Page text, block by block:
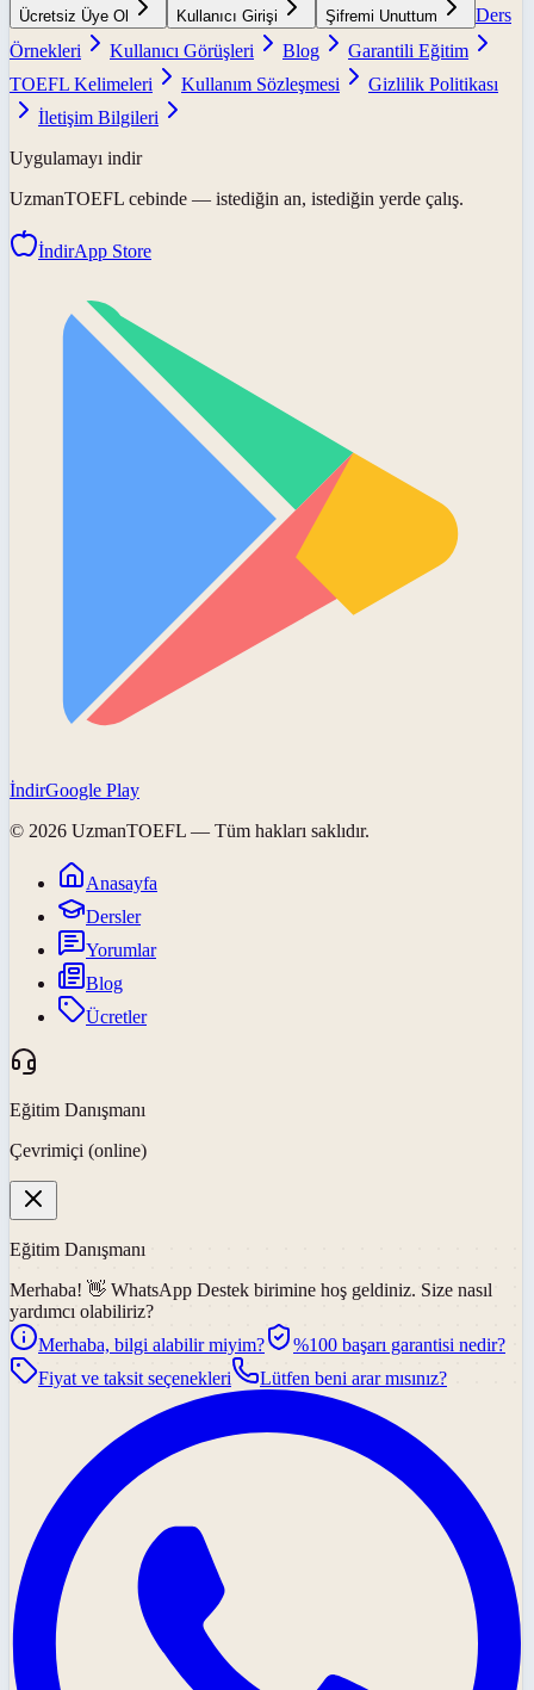
Ücretsiz Üye Ol Kullanıcı Girişi Şifremi Unuttum
Ders
Örnekleri
Kullanıcı Görüşleri Blog
Garantili Eğitim
TOEFL Kelimeleri
Kullanım Sözleşmesi
Gizlilik Politikası
İletişim Bilgileri
Uygulamayı indir
UzmanTOEFL cebinde — istediğin an, istediğin yerde çalış.
İndirApp Store
İndirGoogle Play
© 2026 UzmanTOEFL — Tüm hakları saklıdır.
Anasayfa
Dersler
Yorumlar
Blog
Ücretler
Eğitim Danışmanı
Çevrimiçi (online)
Eğitim Danışmanı
Merhaba! 👋 WhatsApp Destek birimine hoş geldiniz. Size nasıl
yardımcı olabiliriz?
Merhaba, bilgi alabilir miyim?
%100 başarı garantisi nedir?
Fiyat ve taksit seçenekleri
Lütfen beni arar mısınız?